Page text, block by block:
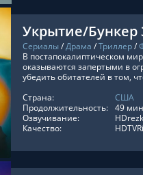
Укрытие/Бункер
Сериалы/Драма /Триллер/
В постапокалиптическом
оказываются запертыми в
убедить обитателей в том,
Страна:
США
Продолжительность: 49 мин
Озвучивание:
Качество: